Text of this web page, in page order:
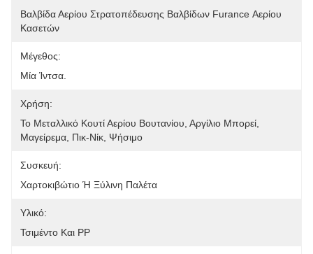
Βαλβίδα Αερίου Στρατοπέδευσης Βαλβίδων Furance Αερίου
Κασετών
Μέγεθος:
Μία Ίντσα.
Χρήση:
Το Μεταλλικό Κουτί Αερίου Βουτανίου, Αργίλιο Μπορεί,
Μαγείρεμα, Πικ-Νίκ, Ψήσιμο
Συσκευή:
Χαρτοκιβώτιο Ή Ξύλινη Παλέτα
Υλικό:
Τσιμέντο Και PP